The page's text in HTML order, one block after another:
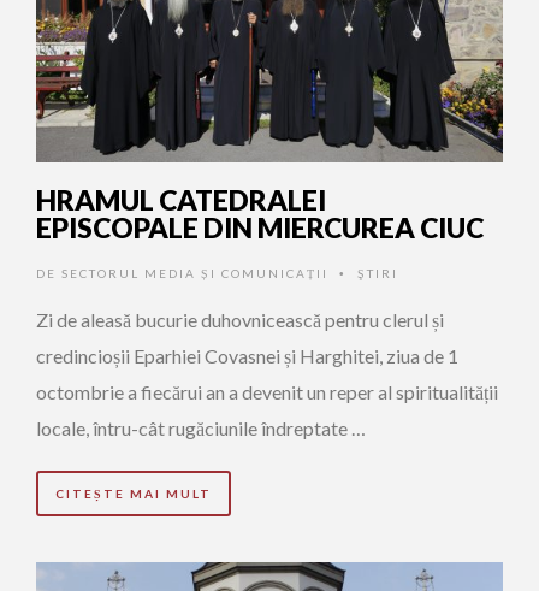
HRAMUL CATEDRALEI
EPISCOPALE DIN MIERCUREA CIUC
DE SECTORUL MEDIA ȘI COMUNICAȚII • ŞTIRI
Zi de aleasă bucurie duhovnicească pentru clerul și
credincioșii Eparhiei Covasnei și Harghitei, ziua de 1
octombrie a fiecărui an a devenit un reper al spiritualității
locale, întru-cât rugăciunile îndreptate …
CITEȘTE MAI MULT